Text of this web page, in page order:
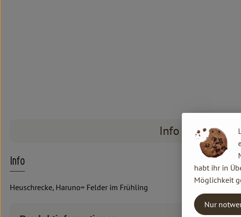
Info
Info
Heuschrecke, Haruno= Felder im Frühling
habt ihr in
Möglichkeit
Nur